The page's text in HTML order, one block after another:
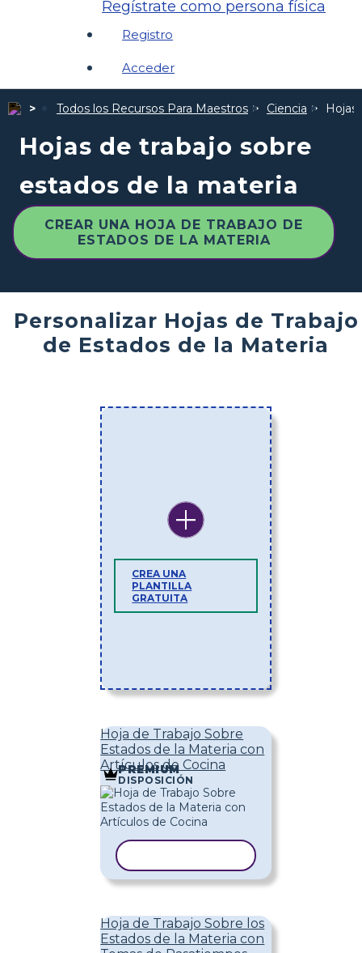
Regístrate como persona física
Registro
Acceder
Todos los Recursos Para Maestros Ciencia
Hojas de trabajo sobre
estados de la materia
CREAR UNA HOJA DE TRABAJO DE
ESTADOS DE LA MATERIA
Personalizar Hojas de Trabajo
de Estados de la Materia
CREA UNA
PLANTILLA
GRATUITA
Hoja de Trabajo Sobre
Estados de la Materia con
Artículos de Cocina
PREMIUM
DISPOSICIÓN
Hoja de Trabajo Sobre los
Estados de la Materia con